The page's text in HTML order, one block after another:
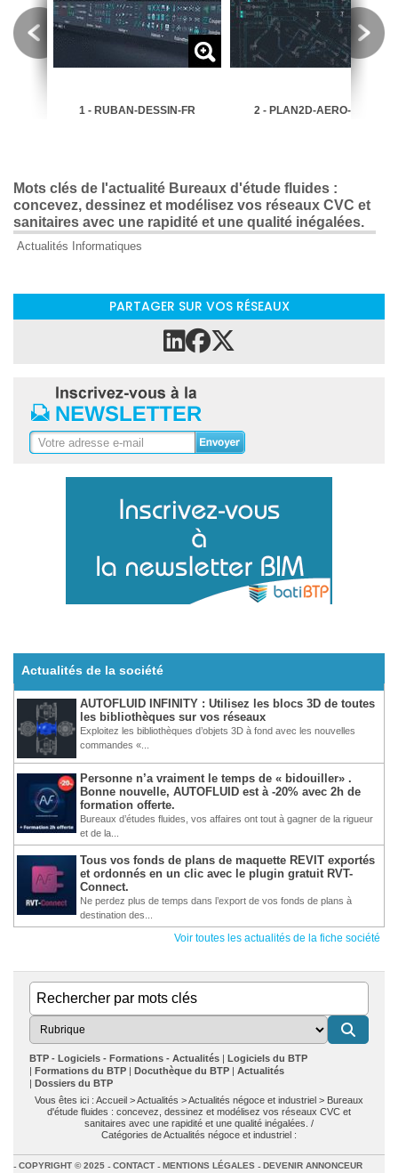
1 - RUBAN-DESSIN-FR 2 - PLAN2D-AERO-1-FR
Mots clés de l'actualité Bureaux d'étude fluides :
concevez, dessinez et modélisez vos réseaux CVC et
sanitaires avec une rapidité et une qualité inégalées.
Actualités Informatiques
PARTAGER SUR VOS RÉSEAUX
Actualités de la société
AUTOFLUID INFINITY : Utilisez les blocs 3D de toutes
les bibliothèques sur vos réseaux
Exploitez les bibliothèques d’objets 3D à fond avec les nouvelles
commandes «...
Personne n’a vraiment le temps de « bidouiller» .
Bonne nouvelle, AUTOFLUID est à -20% avec 2h de
formation offerte.
Bureaux d’études fluides, vos affaires ont tout à gagner de la rigueur
et de la...
Tous vos fonds de plans de maquette REVIT exportés
et ordonnés en un clic avec le plugin gratuit RVT-
Connect.
Ne perdez plus de temps dans l’export de vos fonds de plans à
destination des...
Voir toutes les actualités de la fiche société
BTP - Logiciels - Formations - Actualités
Logiciels du BTP
Formations du BTP
Docuthèque du BTP
Actualités
Dossiers du BTP
Vous êtes ici : Accueil >Actualités >Actualités négoce et industriel > Bureaux
d'étude fluides : concevez, dessinez et modélisez vos réseaux CVC et
sanitaires avec une rapidité et une qualité inégalées. /
Catégories deActualités négoce et industriel :
COPYRIGHT © 2025 CONTACT MENTIONS LÉGALES DEVENIR ANNONCEUR